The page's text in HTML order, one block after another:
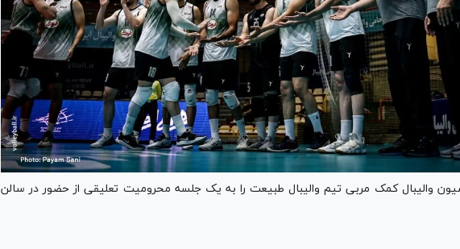
والیبال کمک مربی تیم والیبال طبیعت را به یک جلسه محرومیت تعلیقی از حضور در سالن